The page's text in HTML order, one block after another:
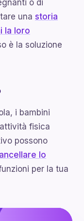
o di
una storia
la loro
è la soluzione
i bambini
fisica
possono
lo
per la tua